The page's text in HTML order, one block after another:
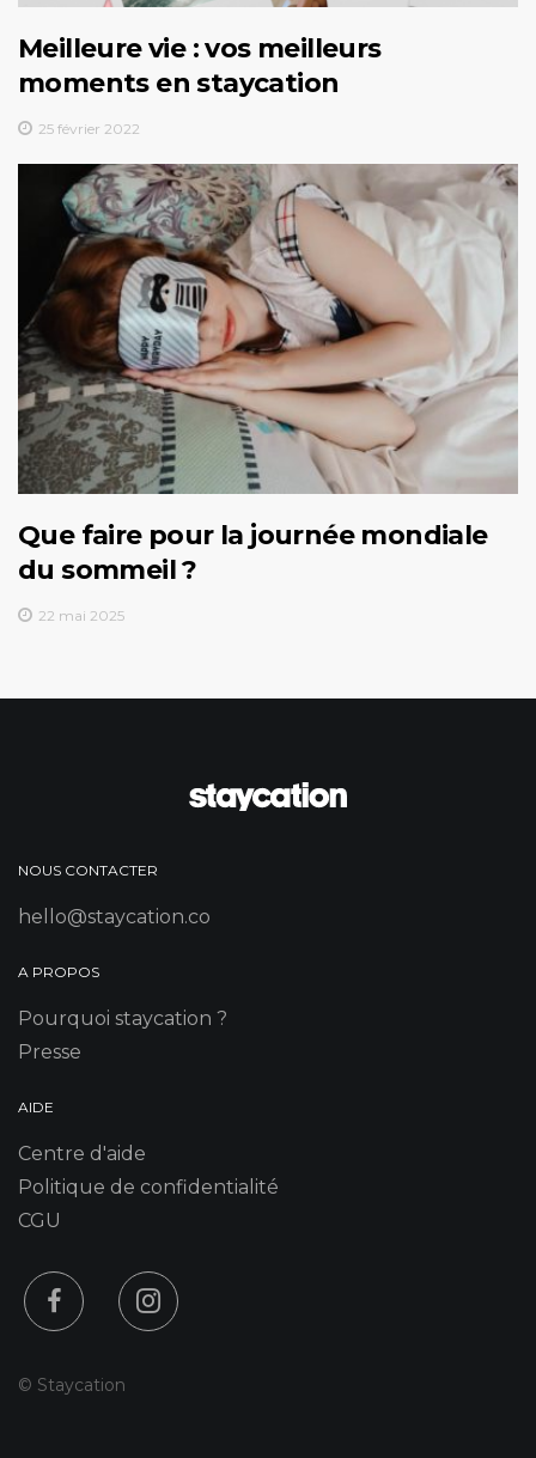
Meilleure vie : vos meilleurs
moments en staycation
25 février 2022
Que faire pour la journée mondiale
du sommeil ?
22 mai 2025
NOUS CONTACTER
hello@staycation.co
A PROPOS
Pourquoi staycation ?
Presse
AIDE
Centre d'aide
Politique de confidentialité
CGU
© Staycation